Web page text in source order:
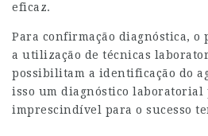
eficaz.
Para confirmação diagnóstica, o
a utilização de técnicas
possibilitam a identificação do
isso um diagnóstico laboratorial
imprescindível para o sucesso